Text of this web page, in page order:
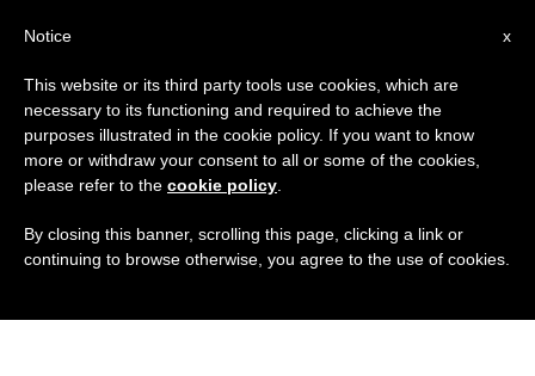
x
Notice
This website or its third party tools use cookies, which are
necessary to its functioning and required to achieve the
purposes illustrated in the cookie policy. If you want to know
more or withdraw your consent to all or some of the cookies,
please refer to the cookie policy
By closing this banner, scrolling this page, clicking a link or
continuing to browse otherwise, you agree to the use of cookies.